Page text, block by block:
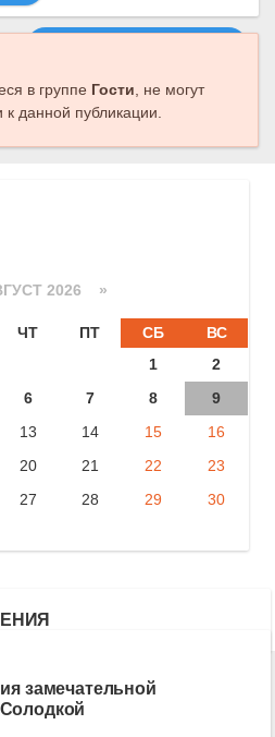
в группе Гости, не могут
к данной публикации.
2026 »
ЧТ ПТ СБ
ВС
1
2
6 7 8
9
13 14 15
16
20 21 22
23
27 28 29
30
замечательной